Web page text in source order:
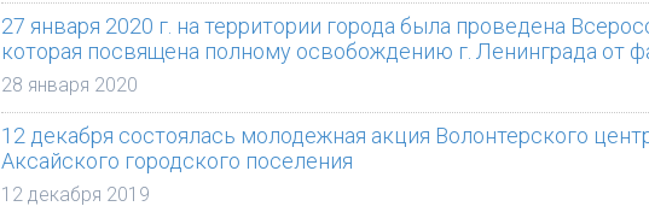
27 января 2020 г. на территории города была проведена
которая посвящена полному освобождению г. Ленинграда от
28 января 2020
12 декабря состоялась молодежная акция Волонтерского
Аксайского городского поселения
12 декабря 2019